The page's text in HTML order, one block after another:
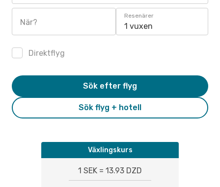
När?
Resenärer
1 vuxen
Direktflyg
Sök flyg + hotell
Sök efter flyg
Växlingskurs
1 SEK = 13.93 DZD